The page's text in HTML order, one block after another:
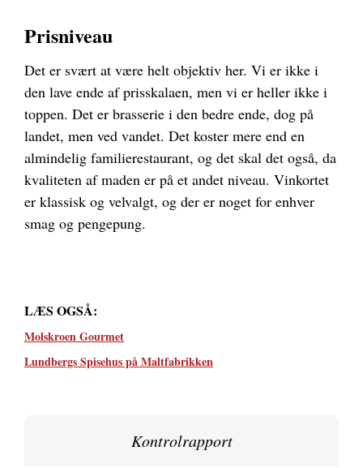
Prisniveau
Det er svært at være helt objektiv her. Vi er ikke i
den lave ende af prisskalaen, men vi er heller ikke i
toppen. Det er brasserie i den bedre ende, dog på
landet, men ved vandet. Det koster mere end en
almindelig familierestaurant, og det skal det også, da
kvaliteten af maden er på et andet niveau. Vinkortet
er klassisk og velvalgt, og der er noget for enhver
smag og pengepung.
LÆS OGSÅ:
Molskroen Gourmet
Lundbergs Spisehus på Maltfabrikken
Kontrolrapport